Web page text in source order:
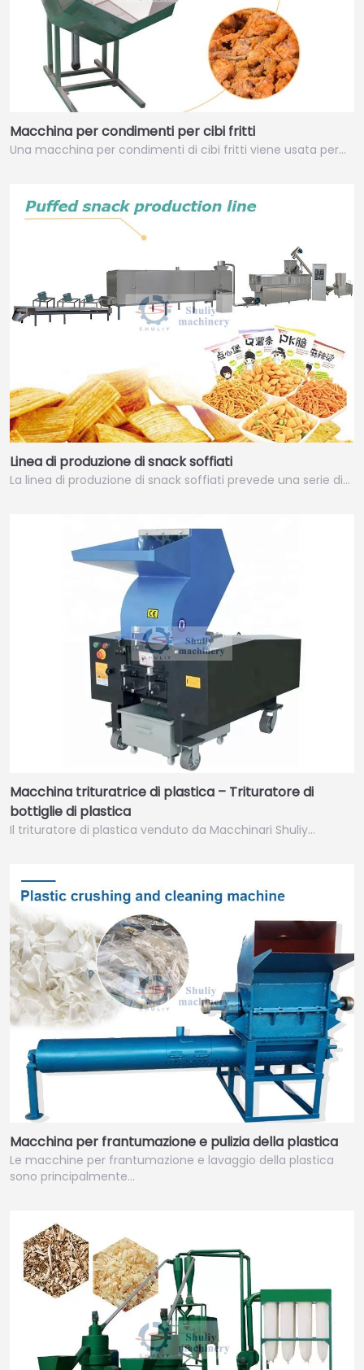
Macchina per condimenti per cibi fritti
Una macchina per condimenti di cibi fritti viene usata per…
Linea di produzione di snack soffiati
La linea di produzione di snack soffiati prevede una serie di…
Macchina trituratrice di plastica – Trituratore di
bottiglie di plastica
Il trituratore di plastica venduto da Macchinari Shuliy…
Macchina per frantumazione e pulizia della plastica
Le macchine per frantumazione e lavaggio della plastica
sono principalmente…